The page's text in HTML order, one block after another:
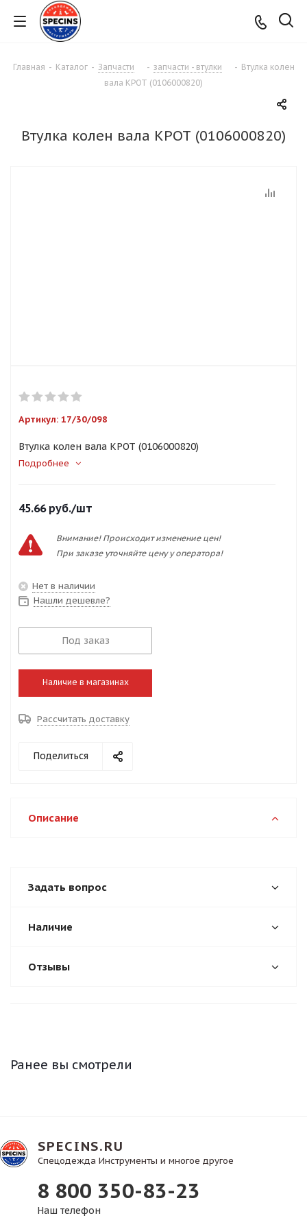
Главная - Каталог - Запчасти - запчасти - втулки - Втулка колен
вала КРОТ (0106000820)
Втулка колен вала КРОТ (0106000820)
Артикул: 17/30/098
Втулка колен вала КРОТ (0106000820)
Подробнее
45.66руб./шт
Внимание! Происходит изменение цен!
При заказе уточняйте цену у оператора!
Нет в наличии
Нашли дешевле?
Под заказ
Наличие в магазинах
Рассчитать доставку
Поделиться
Описание
Задать вопрос
Наличие
Отзывы
Ранее вы смотрели
SPECINS.RU
Спецодежда Инструменты и многое другое
8 800 350-83-23
Наш телефон